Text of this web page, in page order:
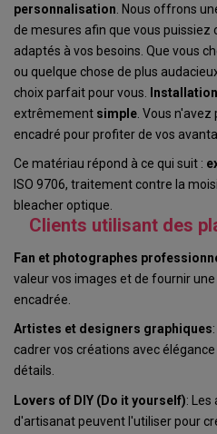
personnalisation . Nous offrons
de mesures afin que vous puissiez
adaptés à vos besoins. Que vous
ou quelque chose de plus
choix parfait pour vous.
extrêmement simple . Vous
encadré pour profiter de vos
Ce matériau répond à ce qui suit :
ISO 9706, traitement contre la
bleacher optique.
Clients utilisant des
Fan et photographes
valeur vos images et de fournir
encadrée.
Artistes et designers graphiques
cadrer vos créations avec
détails.
Lovers of DIY (Do it yourself):
d'artisanat peuvent l'utiliser pour